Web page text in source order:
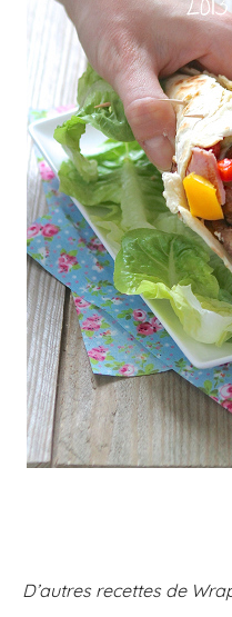
D’autres recettes de